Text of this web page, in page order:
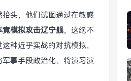
头，他们试图通过在敏感
竟模拟攻击辽宁舰，这绝不
种近乎实战的对抗模拟，
事手段政治化、将演习演